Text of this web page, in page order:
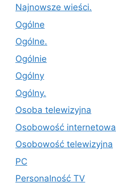
Najnowsze wieści.
Ogólne
Ogólne.
Ogólnie
Ogólny
Ogólny.
Osoba telewizyjna
Osobowość internetowa
Osobowość telewizyjna
PC
Personalność TV